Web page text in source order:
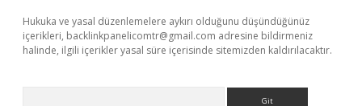
Hukuka ve yasal düzenlemelere aykırı olduğunu düşündüğünüz
içerikleri, backlinkpanelicomtr@gmail.com adresine bildirmeniz
halinde, ilgili içerikler yasal süre içerisinde sitemizden kaldırılacaktır.